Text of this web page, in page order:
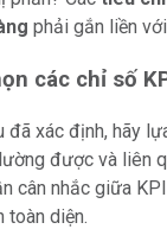
phải gắn liền
các chỉ số
đã xác định, hãy
được và liên
cân nhắc giữa
toàn diện.